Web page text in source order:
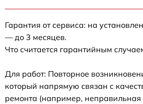
Гарантия от сервиса: на
— до 3 месяцев.
Что считается гарантийным
Для работ: Повторное
который напрямую связан с
ремонта (например, неправильная